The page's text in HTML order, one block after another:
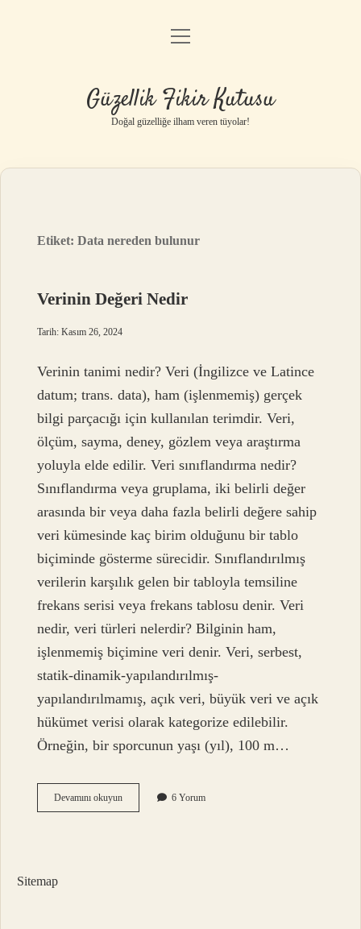
Anasayfa
Yasal Uyarı
menüyü
Güzellik Fikir Kutusu
Doğal güzelliğe ilham veren tüyolar!
Etiket:Data nereden bulunur
Verinin Değeri Nedir
Tarih: Kasım 26, 2024
Verinin tanimi nedir? Veri (İngilizce ve Latince
datum; trans. data), ham (işlenmemiş) gerçek
bilgi parçacığı için kullanılan terimdir. Veri,
ölçüm, sayma, deney, gözlem veya araştırma
yoluyla elde edilir. Veri sınıflandırma nedir?
Sınıflandırma veya gruplama, iki belirli değer
arasında bir veya daha fazla belirli değere sahip
veri kümesinde kaç birim olduğunu bir tablo
biçiminde gösterme sürecidir. Sınıflandırılmış
verilerin karşılık gelen bir tabloyla temsiline
frekans serisi veya frekans tablosu denir. Veri
nedir, veri türleri nelerdir? Bilginin ham,
işlenmemiş biçimine veri denir. Veri, serbest,
statik-dinamik-yapılandırılmış-
yapılandırılmamış, açık veri, büyük veri ve açık
hükümet verisi olarak kategorize edilebilir.
Örneğin, bir sporcunun yaşı (yıl), 100 m…
Devamını okuyunVerinin
Değeri
6 Yorum
Sitemap